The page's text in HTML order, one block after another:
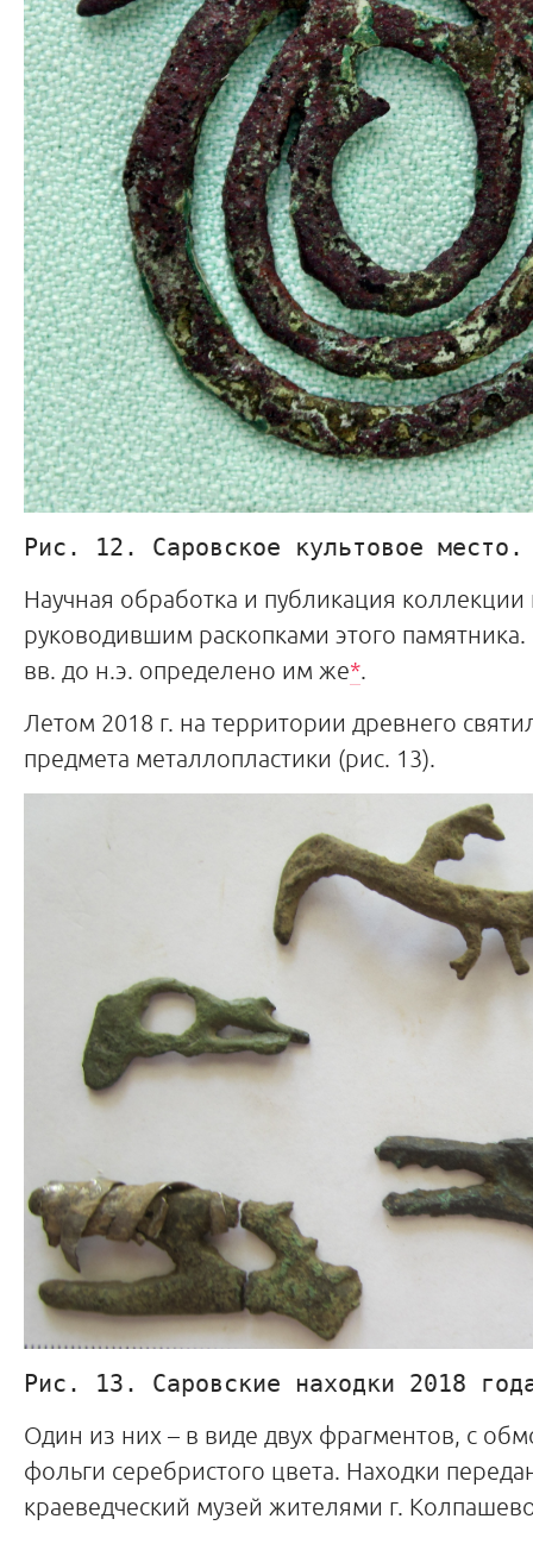
Рис. 12. Саровское культовое место.
Научная обработка и публикация
руководившим раскопками этого
вв. до н.э. определено им же*.
Летом 2018 г. на территории древнего
предмета металлопластики (рис. 13).
Рис. 13. Саровские находки 2018
Один из них – в виде двух фрагментов, с
фольги серебристого цвета. Находки
краеведческий музей жителями г.